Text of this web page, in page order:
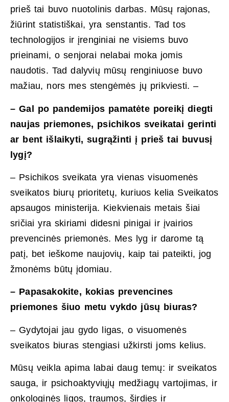
prieš tai buvo nuotolinis darbas. Mūsų rajonas,
žiūrint statistiškai, yra senstantis. Tad tos
technologijos ir įrenginiai ne visiems buvo
prieinami, o senjorai nelabai moka jomis
naudotis. Tad dalyvių mūsų renginiuose buvo
mažiau, nors mes stengėmės jų prikviesti. –
– Gal po pandemijos pamatėte poreikį diegti
naujas priemones, psichikos sveikatai gerinti
ar bent išlaikyti, sugrąžinti į prieš tai buvusį
lygį?
– Psichikos sveikata yra vienas visuomenės
sveikatos biurų prioritetų, kuriuos kelia Sveikatos
apsaugos ministerija. Kiekvienais metais šiai
sričiai yra skiriami didesni pinigai ir įvairios
prevencinės priemonės. Mes lyg ir darome tą
patį, bet ieškome naujovių, kaip tai pateikti, jog
žmonėms būtų įdomiau.
– Papasakokite, kokias prevencines
priemones šiuo metu vykdo jūsų biuras?
– Gydytojai jau gydo ligas, o visuomenės
sveikatos biuras stengiasi užkirsti joms kelius.
Mūsų veikla apima labai daug temų: ir sveikatos
sauga, ir psichoaktyviųjų medžiagų vartojimas, ir
onkologinės ligos, traumos, širdies ir